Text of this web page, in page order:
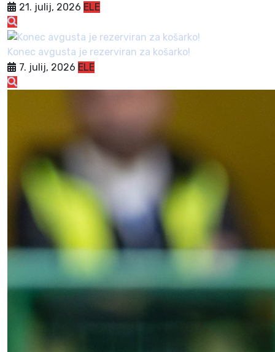
21. julij, 2026 ELE
Konec avgusta je rezerviran za košarko!
7. julij, 2026 ELE